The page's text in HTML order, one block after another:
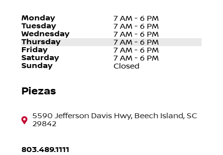
Monday 7 AM - 6 PM
Tuesday 7 AM - 6 PM
Wednesday 7 AM - 6 PM
Thursday 7 AM - 6 PM
Friday 7 AM - 6 PM
Saturday 7 AM - 6 PM
Sunday Closed
Piezas
5590 Jefferson Davis Hwy, Beech Island, SC
29842
803.489.1111